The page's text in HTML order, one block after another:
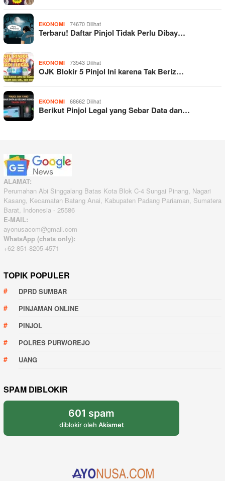
EKONOMI 74670 Dilihat
Terbaru! Daftar Pinjol Tidak Perlu Dibay…
EKONOMI 73543 Dilihat
OJK Blokir 5 Pinjol Ini karena Tak Beriz…
EKONOMI 68662 Dilihat
Berikut Pinjol Legal yang Sebar Data dan…
ALAMAT:
Perumahan Abi Singgalang Batas Kota Blok C-4 Sungai Pinang, Nagari
Kasang, Kecamatan Batang Anai, Kabupaten Padang Pariaman, Sumatera
Barat, Indonesia - 25586
E-MAIL:
ayonusacom@gmail.com
WhatsApp (chats only):
+62 851-8205-4571
TOPIK POPULER
DPRD SUMBAR
PINJAMAN ONLINE
PINJOL
POLRES PURWOREJO
UANG
SPAM DIBLOKIR
601 spam
diblokir oleh Akismet